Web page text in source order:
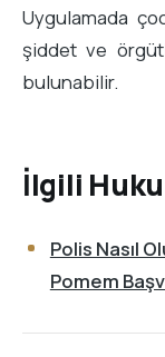
Uygulamada
şiddet ve
bulunabilir.
İlgili
Polis Nasıl
Pomem